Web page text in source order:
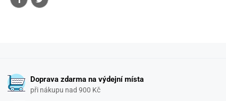
Doprava zdarma na výdejní místa
při nákupu nad 900 Kč